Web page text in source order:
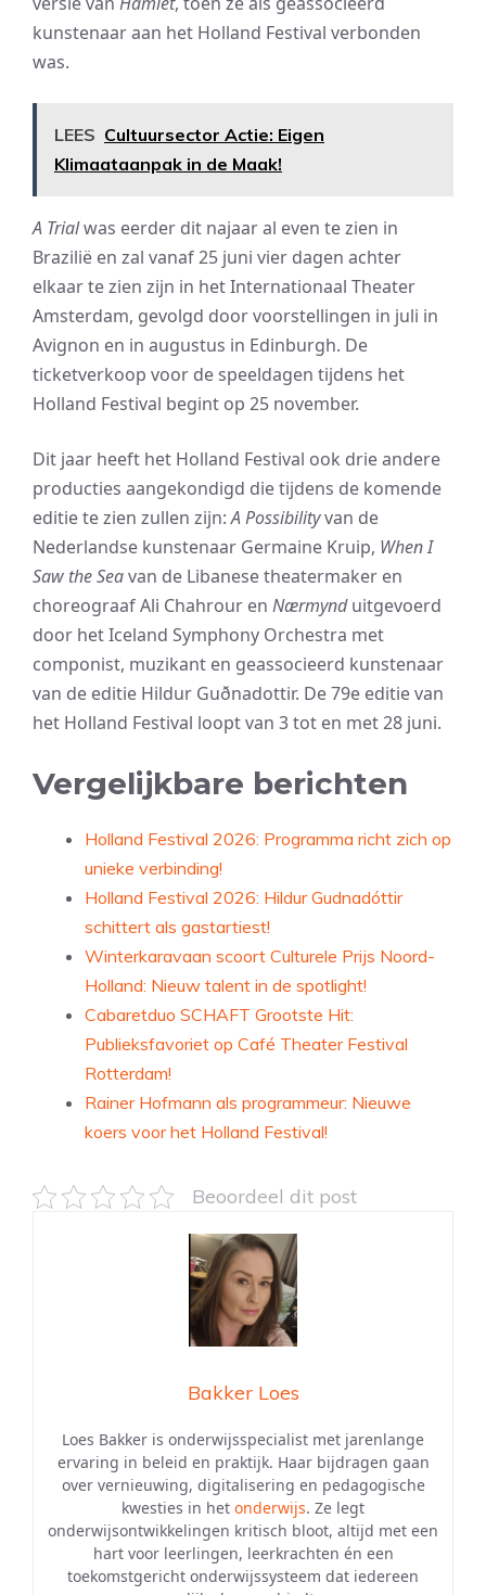
kunstenaar aan het Holland Festival verbonden
was.
LEES Cultuursector Actie: Eigen
Klimaataanpak in de Maak!
A Trialwas eerder dit najaar al even te zien in
Brazilië en zal vanaf 25 juni vier dagen achter
elkaar te zien zijn in het Internationaal Theater
Amsterdam, gevolgd door voorstellingen in juli in
Avignon en in augustus in Edinburgh. De
ticketverkoop voor de speeldagen tijdens het
Holland Festival begint op 25 november.
Dit jaar heeft het Holland Festival ook drie andere
producties aangekondigd die tijdens de komende
editie te zien zullen zijn:A Possibilityvan de
Nederlandse kunstenaar Germaine Kruip, When I
Saw the Seavan de Libanese theatermaker en
choreograaf Ali Chahrour en Nærmynduitgevoerd
door het Iceland Symphony Orchestra met
componist, muzikant en geassocieerd kunstenaar
van de editie Hildur Guðnadottir. De 79e editie van
het Holland Festival loopt van 3 tot en met 28 juni.
Vergelijkbare berichten
Holland Festival 2026: Programma richt zich op
unieke verbinding!
Holland Festival 2026: Hildur Gudnadóttir
schittert als gastartiest!
Winterkaravaan scoort Culturele Prijs Noord-
Holland: Nieuw talent in de spotlight!
Cabaretduo SCHAFT Grootste Hit:
Publieksfavoriet op Café Theater Festival
Rotterdam!
Rainer Hofmann als programmeur: Nieuwe
koers voor het Holland Festival!
Beoordeel dit post
Bakker Loes
Loes Bakker is onderwijsspecialist met jarenlange
ervaring in beleid en praktijk. Haar bijdragen gaan
over vernieuwing, digitalisering en pedagogische
kwesties in het onderwijs. Ze legt
onderwijsontwikkelingen kritisch bloot, altijd met een
hart voor leerlingen, leerkrachten én een
toekomstgericht onderwijssysteem dat iedereen